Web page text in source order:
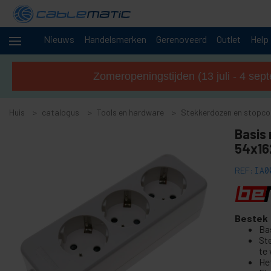
Nieuws Handelsmerken Gerenoveerd Outlet Help
Kabels en
+
Rekken
servers
hardware
-
Vloer-, deur- en raamaccessoires
Zomeropeningstijden (13 juli - 4
Huis catalogus Tools en hardware Stekkerdozen en
Basis
REF:
Bestek
te